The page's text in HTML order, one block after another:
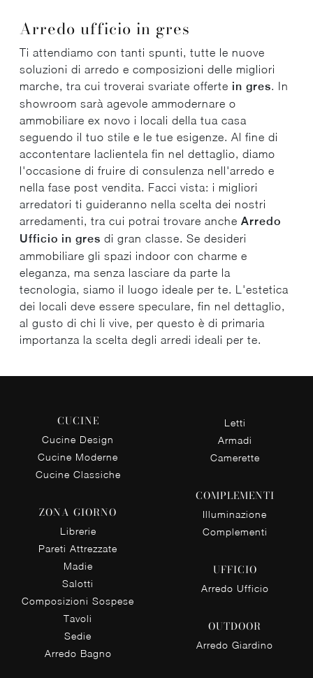
Arredo ufficio in gres
Ti attendiamo con tanti spunti, tutte le nuove
soluzioni di arredo e composizioni delle migliori
marche, tra cui troverai svariate offerte in gres. In
showroom sarà agevole ammodernare o
ammobiliare ex novo i locali della tua casa
seguendo il tuo stile e le tue esigenze. Al fine di
accontentare laclientela fin nel dettaglio, diamo
l'occasione di fruire di consulenza nell'arredo e
nella fase post vendita. Facci vista: i migliori
arredatori ti guideranno nella scelta dei nostri
arredamenti, tra cui potrai trovare anche Arredo
Ufficio in gres di gran classe. Se desideri
ammobiliare gli spazi indoor con charme e
eleganza, ma senza lasciare da parte la
tecnologia, siamo il luogo ideale per te. L'estetica
dei locali deve essere speculare, fin nel dettaglio,
al gusto di chi li vive, per questo è di primaria
importanza la scelta degli arredi ideali per te.
CUCINE
Cucine Design
Cucine Moderne
Cucine Classiche
ZONA GIORNO
Librerie
Pareti Attrezzate
Madie
Salotti
Composizioni Sospese
Tavoli
Sedie
Arredo Bagno
Letti
Armadi
Camerette
COMPLEMENTI
Illuminazione
Complementi
UFFICIO
Arredo Ufficio
OUTDOOR
Arredo Giardino